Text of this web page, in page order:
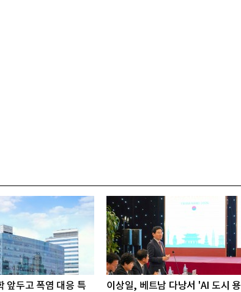
앞두고 폭염 대응 특
이상일, 베트남 다낭서 'AI 도시 용